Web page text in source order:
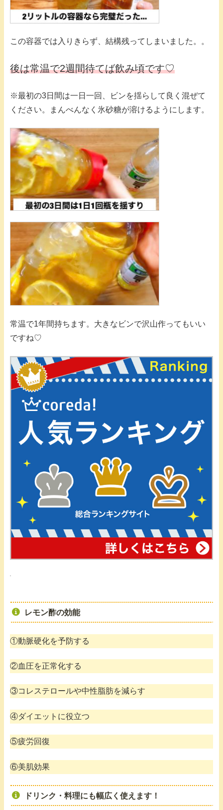
この容器では入りきらず、結構残ってしまいました。。
後は常温で2週間待てば飲み頃です♡
※最初の3日間は一日一回、ビンを揺らして良く混ぜて
ください。まんべんなく氷砂糖が溶けるようにします。
常温で1年間持ちます。大きなビンで沢山作ってもいい
ですね♡
レモン酢の効能
①動脈硬化を予防する
②血圧を正常化する
③コレステロールや中性脂肪を減らす
④ダイエットに役立つ
⑤疲労回復
⑥美肌効果
ドリンク・料理にも幅広く使えます！